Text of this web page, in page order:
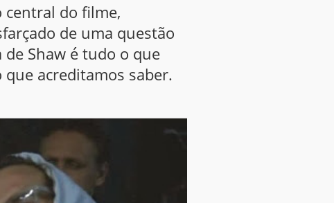
central do filme,
de uma questão
Shaw é tudo o que
acreditamos saber.